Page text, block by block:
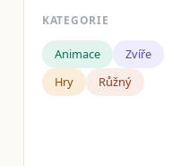
KATEGORIE
Animace
Zvíře
Hry
Růžný